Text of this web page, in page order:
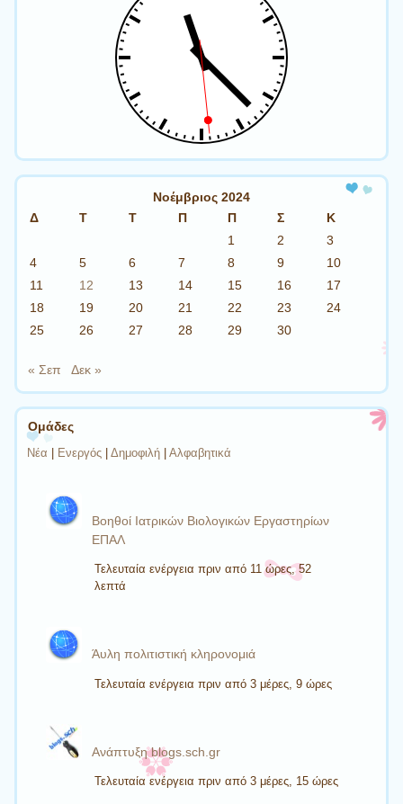
Νοέμβριος 2024
Δ
Τ Τ Π Π Σ
Κ
1
2
3
4
5 6 7 8 9
10
11
12 13 14 15 16
17
18
19 20 21 22 23
24
25
26 27 28 29 30
« Σεπ Δεκ »
Ομάδες
Νέα Ενεργός Δημοφιλή Αλφαβητικά
Βοηθοί Ιατρικών Βιολογικών Εργαστηρίων
ΕΠΑΛ
Τελευταία ενέργεια πριν από 11 ώρες, 52
λεπτά
Άυλη πολιτιστική κληρονομιά
Τελευταία ενέργεια πριν από 3 μέρες, 9 ώρες
Ανάπτυξη blogs.sch.gr
Τελευταία ενέργεια πριν από 3 μέρες, 15 ώρες